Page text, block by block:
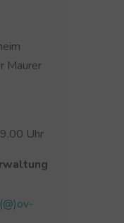
Maurer
Uhr